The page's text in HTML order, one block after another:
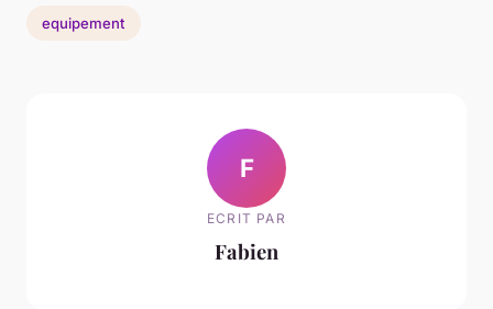
equipement
F
ECRIT PAR
Fabien